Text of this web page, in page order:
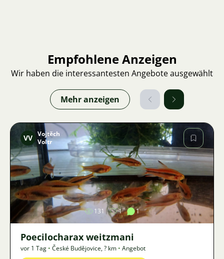
Empfohlene Anzeigen
Wir haben die interessantesten Angebote ausgewählt
Mehr anzeigen
Bild
VV Vojtěch
Voltr
131 1 1
Poecilocharax weitzmani
vor 1 Tag • České Budějovice,? km • Angebot